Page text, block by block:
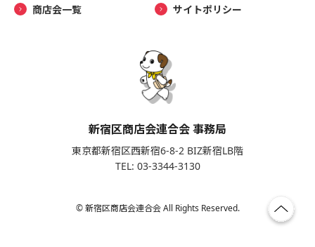
商店会一覧 サイトポリシー
新宿区商店会連合会 事務局
東京都新宿区西新宿6-8-2 BIZ新宿LB階
TEL: 03-3344-3130
© 新宿区商店会連合会 All Rights Reserved.